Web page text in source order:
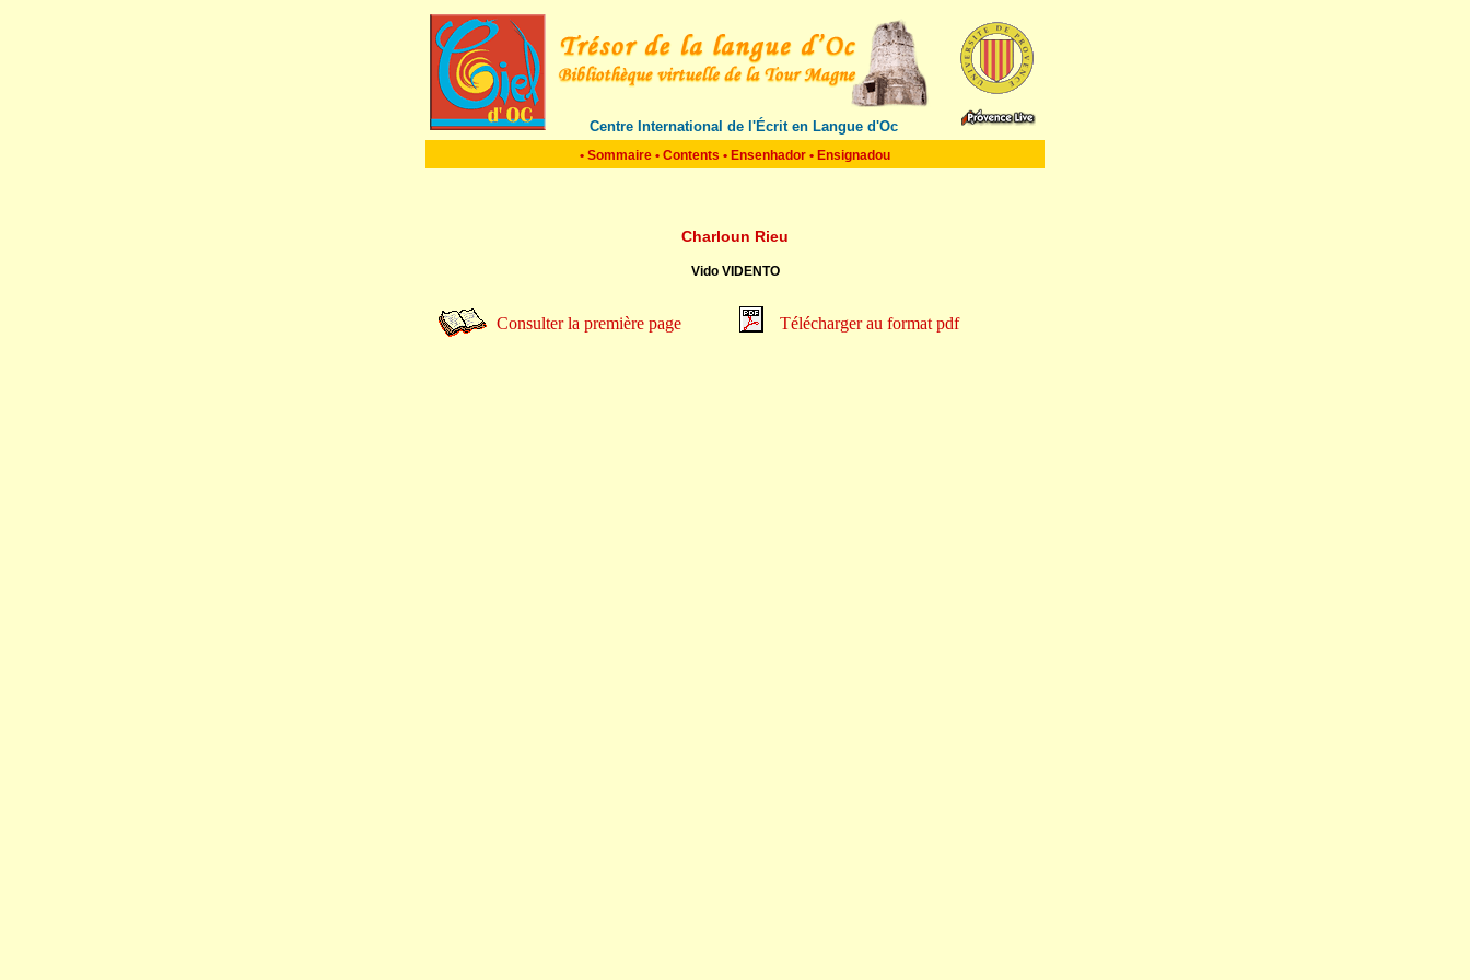
Centre International de l'Écrit en Langue d'Oc
• Sommaire • Contents • Ensenhador • Ensignadou
Charloun Rieu
Vido VIDENTO
Consulter la première page Télécharger au format pdf